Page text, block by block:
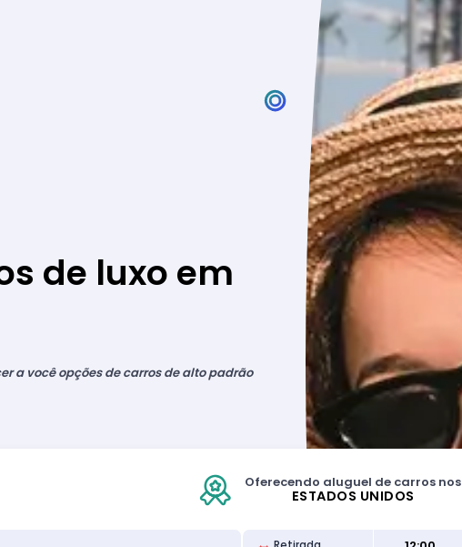
de luxo em
a você opções de carros de alto padrão
Oferecendo aluguel de carros nos
ESTADOS UNIDOS